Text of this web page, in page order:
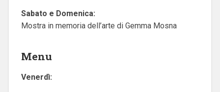
Sabato e Domenica:
Mostra in memoria dell’arte di Gemma Mosna
Menu
Venerdì: